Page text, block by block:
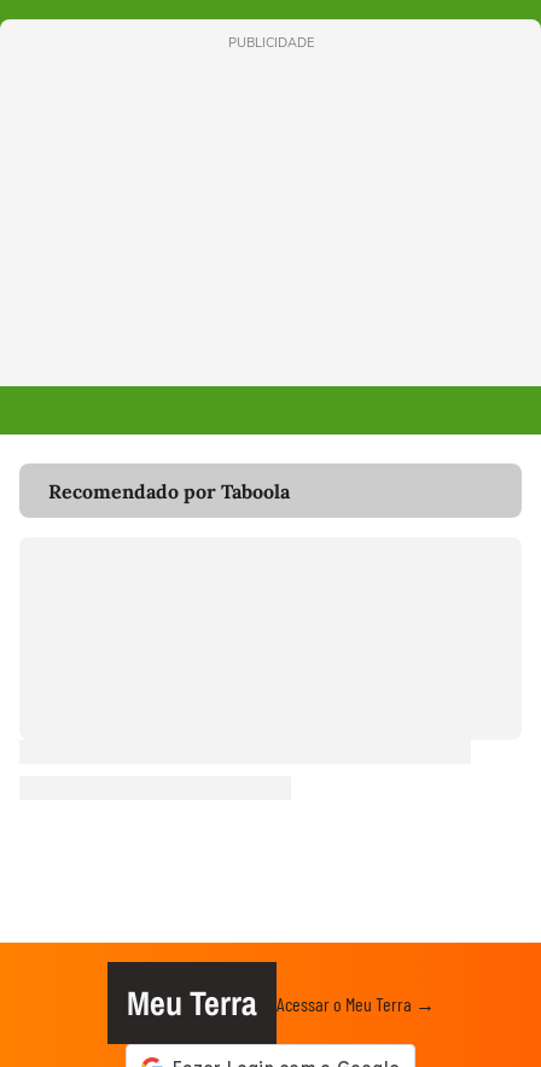
PUBLICIDADE
Recomendado por Taboola
Meu Terra Acessar o Meu Terra →